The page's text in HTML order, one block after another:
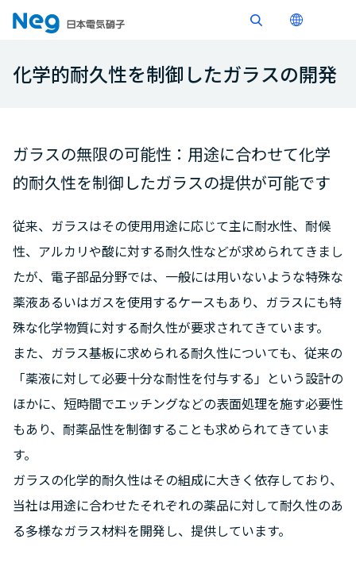
化学的耐久性を制御したガラスの開発
ガラスの無限の可能性：用途に合わせて化学
的耐久性を制御したガラスの提供が可能です
従来、ガラスはその使用用途に応じて主に耐水性、耐候
性、アルカリや酸に対する耐久性などが求められてきまし
たが、電子部品分野では、一般には用いないような特殊な
薬液あるいはガスを使用するケースもあり、ガラスにも特
殊な化学物質に対する耐久性が要求されてきています。
また、ガラス基板に求められる耐久性についても、従来の
「薬液に対して必要十分な耐性を付与する」という設計の
ほかに、短時間でエッチングなどの表面処理を施す必要性
もあり、耐薬品性を制御することも求められてきていま
す。
ガラスの化学的耐久性はその組成に大きく依存しており、
当社は用途に合わせたそれぞれの薬品に対して耐久性のあ
る多様なガラス材料を開発し、提供しています。